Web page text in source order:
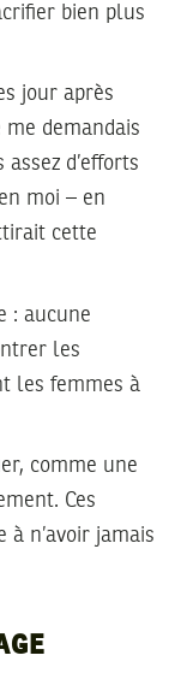
bien plus
jour après
me demandais
d’efforts
moi – en
cette
: aucune
les
les femmes à
comme une
Ces
à n’avoir jamais